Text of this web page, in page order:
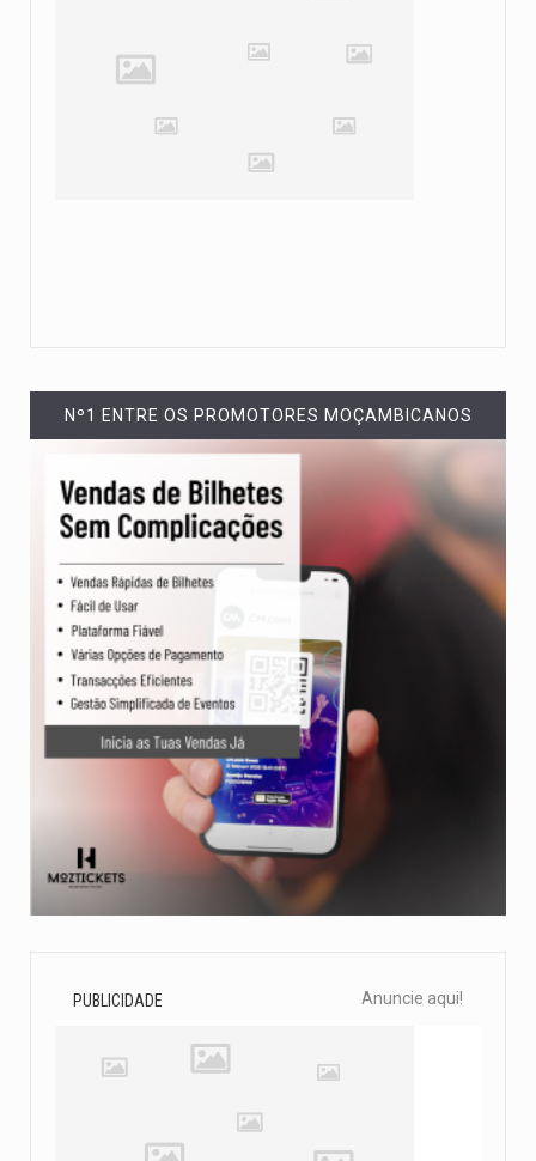
Nº1 ENTRE OS PROMOTORES MOÇAMBICANOS
PUBLICIDADE Anuncie aqui!